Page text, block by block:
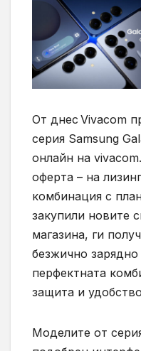
От днес Vivacom
серия Samsung
онлайн на
оферта – на
комбинация с
закупили новите
магазина, ги
безжично
перфектната
защита и
Моделите от